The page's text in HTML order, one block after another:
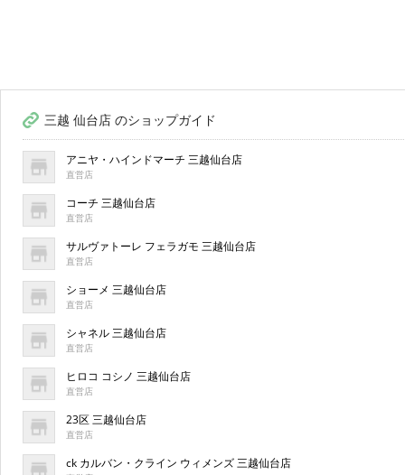
三越 仙台店 のショップガイド
アニヤ・ハインドマーチ 三越仙台店
直営店
コーチ 三越仙台店
直営店
サルヴァトーレ フェラガモ 三越仙台店
直営店
ショーメ 三越仙台店
直営店
シャネル 三越仙台店
直営店
ヒロコ コシノ 三越仙台店
直営店
23区 三越仙台店
直営店
ck カルバン・クライン ウィメンズ 三越仙台店